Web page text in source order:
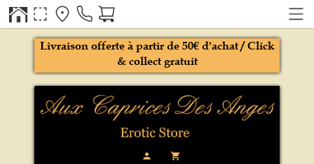
person local_grocery_store
Livraison offerte à partir de 50€ d'achat / Click
& collect gratuit